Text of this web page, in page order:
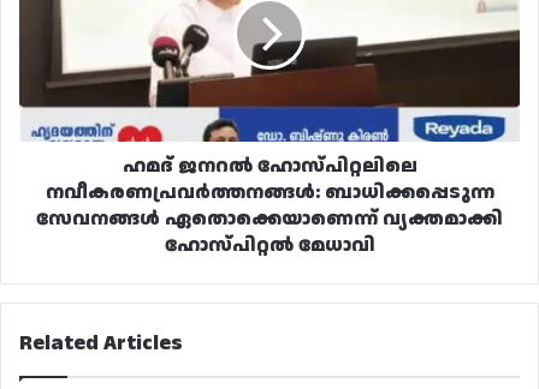
നവീകരണപ്രവർത്തനങ്ങൾ:
ബാധിക്കപ്പെടുന്ന
സേവനങ്ങൾ
ഏതൊക്കെയാണെന്ന്
വ്യക്തമാക്കി
ഹോസ്‌പിറ്റൽ
ഹമദ് ജനറൽ ഹോസ്‌പിറ്റലിലെ
നവീകരണപ്രവർത്തനങ്ങൾ: ബാധിക്കപ്പെടുന്ന
സേവനങ്ങൾ ഏതൊക്കെയാണെന്ന് വ്യക്തമാക്കി
ഹോസ്‌പിറ്റൽ മേധാവി
Related Articles